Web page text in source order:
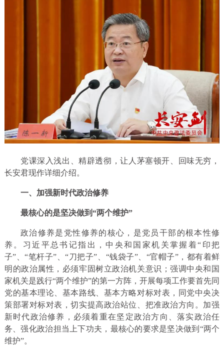
党课深入浅出、精辟透彻，让人茅塞顿开、回味无穷，
长安君现作详细介绍。
一、加强新时代政治修养
最核心的是坚决做到“两个维护”
政治修养是党性修养的核心，是党员干部的根本性修
养。习近平总书记指出，中央和国家机关掌握着“印把
子”、“笔杆子”、“刀把子”、“钱袋子”、“官帽子”，都有着鲜
明的政治属性，必须牢固树立政治机关意识；强调中央和国
家机关是践行“两个维护”的第一方阵，开展每项工作要首先同
党的基本理论、基本路线、基本方略对标对表，同党中央决
策部署对标对表，切实提高政治站位、把准政治方向。加强
新时代政治修养，必须着重在坚定政治方向、落实政治任
务、强化政治担当上下功夫，最核心的要求是坚决做到“两个
维护”。